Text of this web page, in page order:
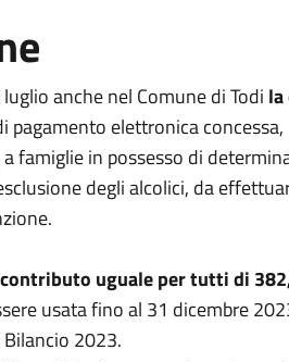
anche nel Comune di Todi
pagamento elettronica
famiglie in possesso di
degli alcolici, da
uguale per tutti di
usata fino al 31 dicembre
2023.